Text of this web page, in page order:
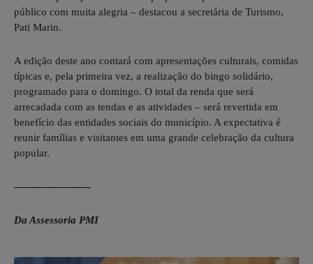
público com muita alegria – destacou a secretária de Turismo,
Pati Marin.
A edição deste ano contará com apresentações culturais, comidas
típicas e, pela primeira vez, a realização do bingo solidário,
programado para o domingo. O total da renda que será
arrecadada com as tendas e as atividades – será revertida em
benefício das entidades sociais do município. A expectativa é
reunir famílias e visitantes em uma grande celebração da cultura
popular.
———————-
Da Assessoria PMI